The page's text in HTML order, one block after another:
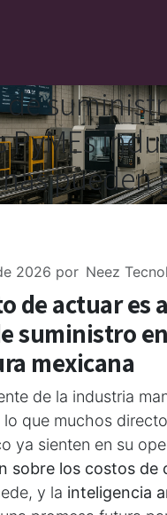
PyMEs
pueden
2026 por Neez
de actuar es
suministro
mexicana
de la industria
que muchos
ya sienten en su
sobre los costos de
y la inteligencia